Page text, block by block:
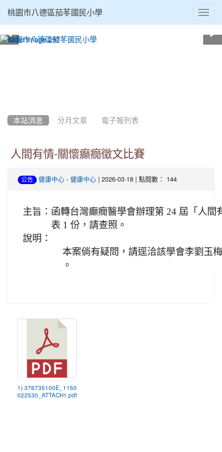
桃園市八德區茄苳國民小學
本站消息 分月文章 電子報列表
人間有情-關懷癲癇徵文比賽
公告 健康中心 - 健康中心 | 2026-03-18 | 點閱數： 144
主旨： 函轉台灣癲癇醫學會辦理第 24 屆「人間
表 1 份，請查照。
說明：
本案倘有疑問，請逕洽該學會李劉玉
。
1) 376735100E_1150
022530_ATTACH1.pdf